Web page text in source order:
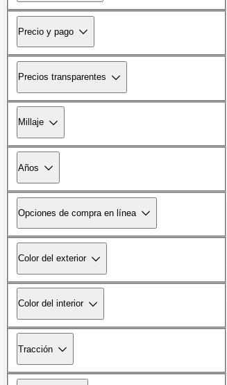
Precio y pago
Precios transparentes
Millaje
Años
Opciones de compra en línea
Color del exterior
Color del interior
Tracción